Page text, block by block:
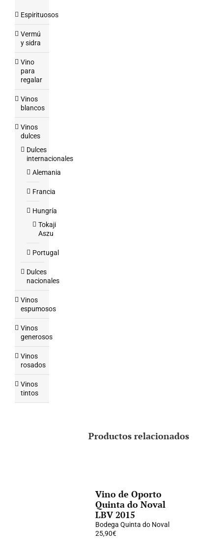
Productos relacionados
Vino de Oporto
Quinta do Noval
LBV 2015
Bodega Quinta do Noval
25,90€
Espirituosos
Vermú
y sidra
Vino
para
regalar
Vinos
blancos
Vinos
dulces
Dulces
internacionales
Alemania
Francia
Hungría
Tokaji
Aszu
Portugal
Dulces
nacionales
Vinos
espumosos
Vinos
generosos
Vinos
rosados
Vinos
tintos